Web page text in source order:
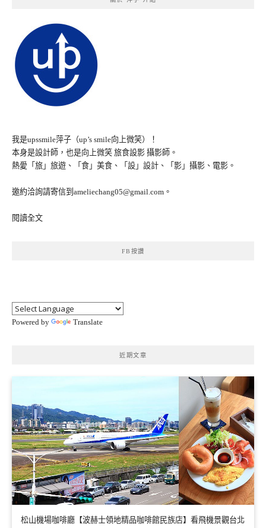
我是upssmile萍子（up’s smile向上微笑）！
本身是設計師，也是向上微笑 旅食設影 攝影師。
熱愛「旅」旅遊、「食」美食、「設」設計、「影」攝影、電影。
邀約洽詢請寄信到ameliechang05@gmail.com。
閱讀全文
FB按讚
Powered by Translate
近期文章
松山機場咖啡廳【波赫士領地精品咖啡館民族店】看飛機景觀台北